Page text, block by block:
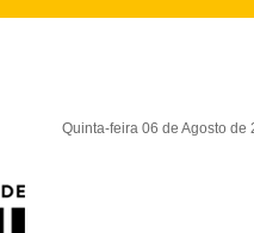
Quinta-feira 06 de Agosto de